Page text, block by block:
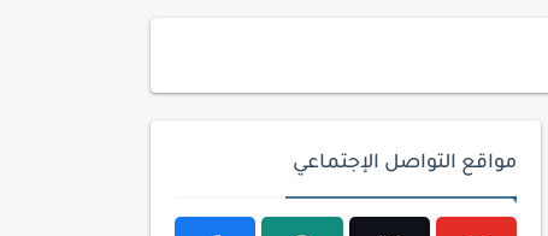
مواقع التواصل الإجتماعي